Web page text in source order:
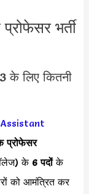
भर्ती
के लिए कितनी
प्रोफेसर
के6 पदोंके
को आमंत्रित कर